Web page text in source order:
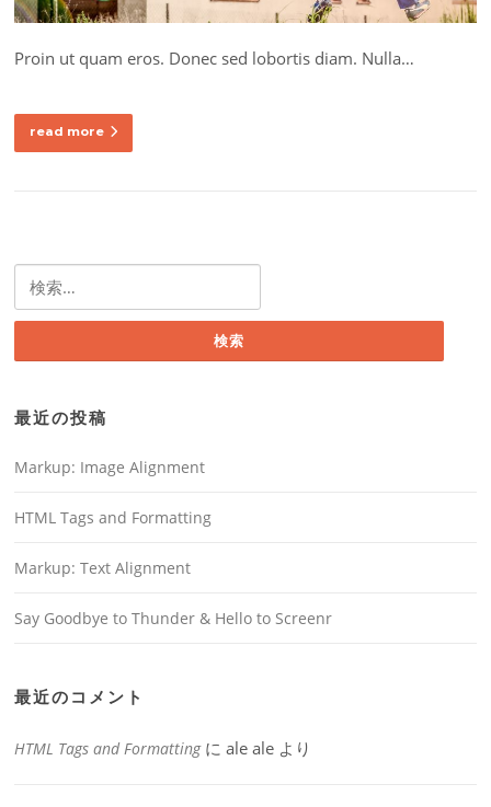
Proin ut quam eros. Donec sed lobortis diam. Nulla…
read more
索:
最近の投稿
Markup: Image Alignment
HTML Tags and Formatting
Markup: Text Alignment
Say Goodbye to Thunder & Hello to Screenr
最近のコメント
HTML Tags and Formattingにale ale より